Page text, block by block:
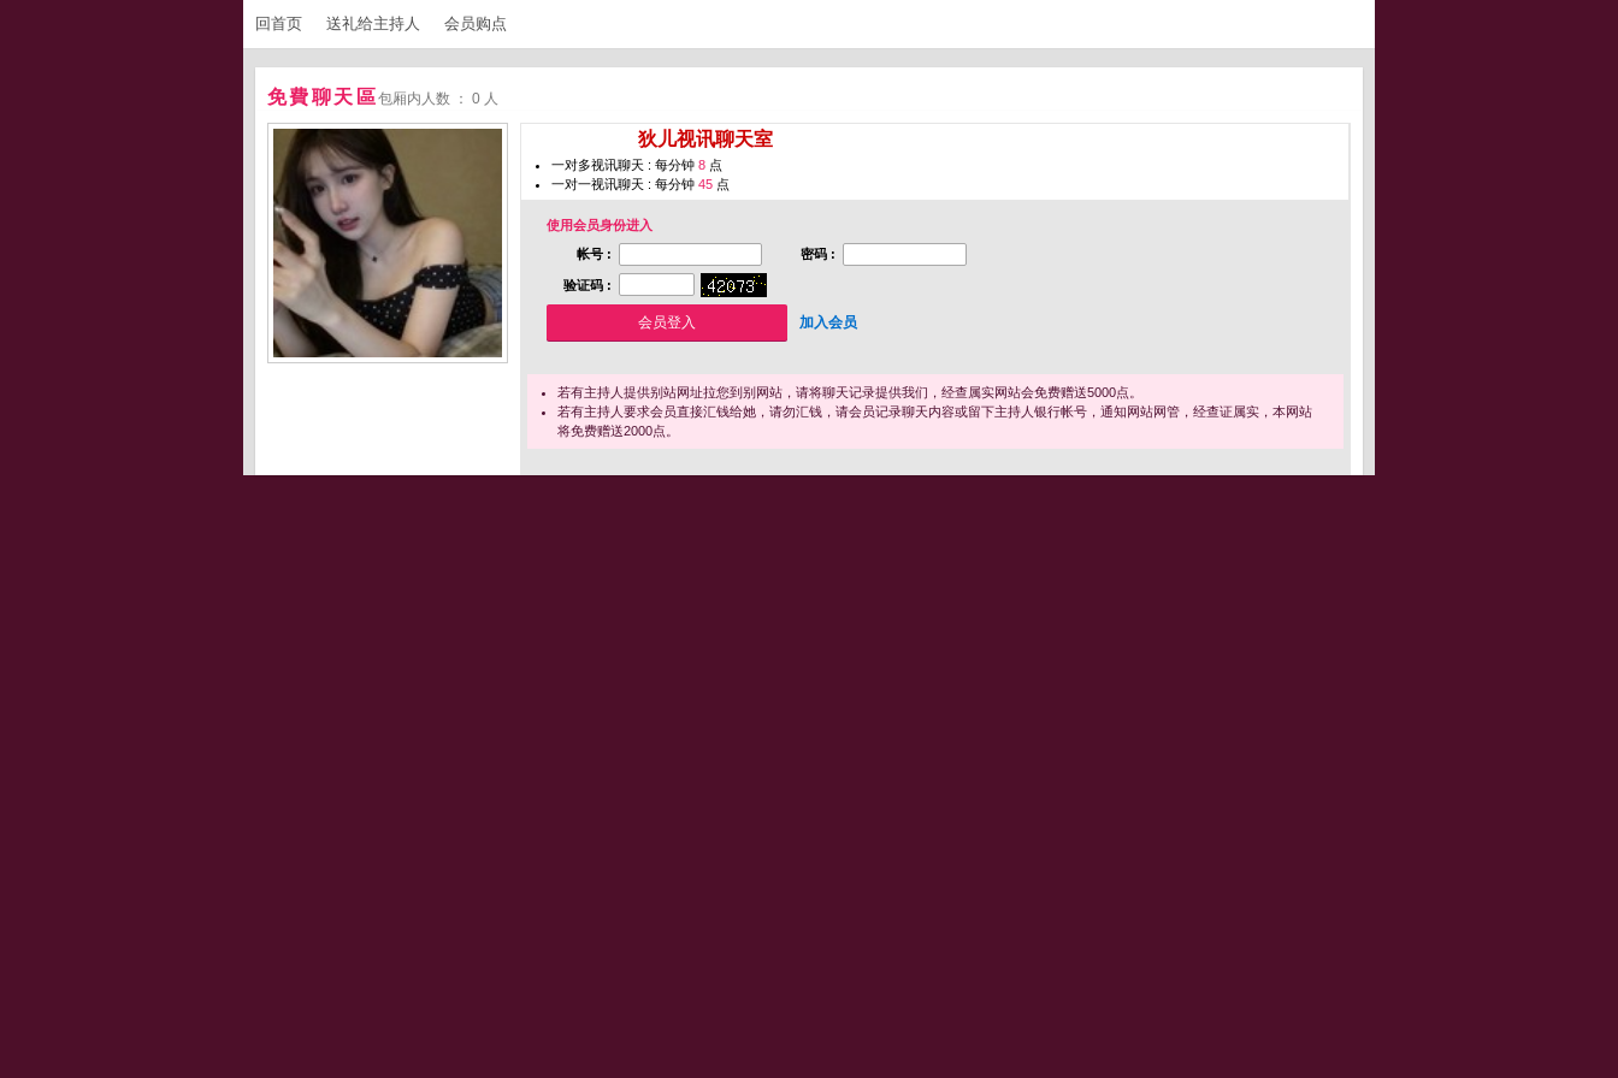
回首页 送礼给主持人 会员购点
免費聊天區包厢内人数 ： 0 人
狄儿视讯聊天室
一对多视讯聊天 : 每分钟 8 点
一对一视讯聊天 : 每分钟 45 点
使用会员身份进入
帐号 :
密码 :
验证码 :
加入会员
若有主持人提供别站网址拉您到别网站，请将聊天记录提供我们，经查属实网站会免费赠送5000点。
若有主持人要求会员直接汇钱给她，请勿汇钱，请会员记录聊天内容或留下主持人银行帐号，通知网站网管，经查证属实，本网站
将免费赠送2000点。